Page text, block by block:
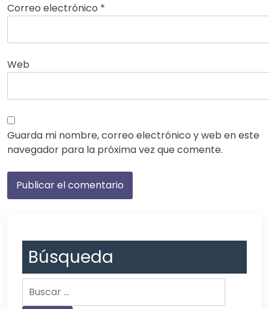
Correo electrónico *
Web
Guarda mi nombre, correo electrónico y web en este
navegador para la próxima vez que comente.
Búsqueda